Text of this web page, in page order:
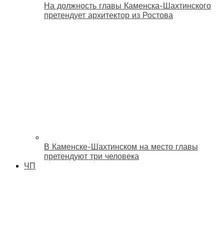
На должность главы Каменска-Шахтинского
претендует архитектор из Ростова
В Каменске-Шахтинском на место главы
претендуют три человека
ЧП